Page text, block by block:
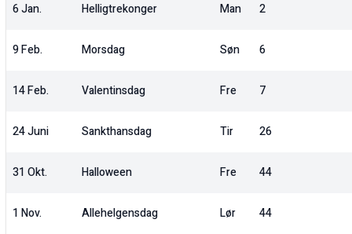
6 Jan. Helligtrekonger Man 2
9 Feb. Morsdag Søn 6
14 Feb. Valentinsdag Fre 7
24 Juni Sankthansdag Tir 26
31 Okt. Halloween Fre 44
1 Nov. Allehelgensdag Lør 44